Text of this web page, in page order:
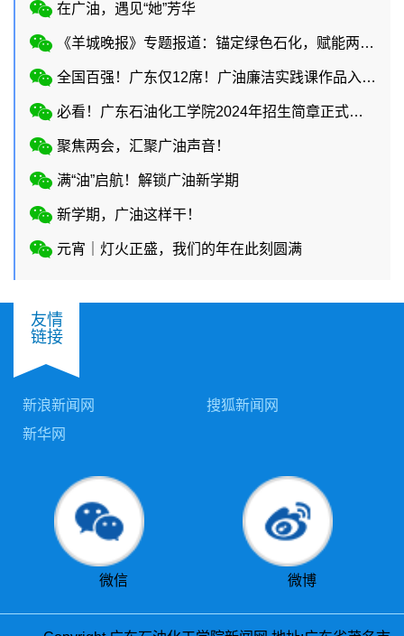
在广油，遇见“她”芳华
《羊城晚报》专题报道：锚定绿色石化，赋能两业协同
全国百强！广东仅12席！广油廉洁实践课作品入选教育部廉洁教育系列活动！
必看！广东石油化工学院2024年招生简章正式上线
聚焦两会，汇聚广油声音！
满“油”启航！解锁广油新学期
新学期，广油这样干！
元宵｜灯火正盛，我们的年在此刻圆满
友情
链接
新浪新闻网
搜狐新闻网
新华网
微信 微博